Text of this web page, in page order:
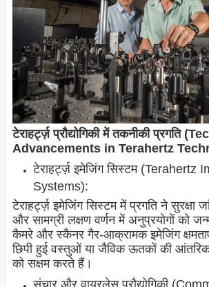
टेराहर्ट्ज़ प्रौद्योगिकी में तकनीकी प्रगति
Advancements in Terahertz
टेराहर्ट्ज़ इमेजिंग सिस्टम (Terahertz
Systems):
टेराहर्ट्ज़ इमेजिंग सिस्टम में प्रगति ने सुरक्षा
और सामग्री लक्षण वर्णन में अनुप्रयोगों को
कैमरे और स्कैनर गैर-आक्रामक इमेजिंग
छिपी हुई वस्तुओं या जैविक ऊतकों की
को सक्षम करते हैं।